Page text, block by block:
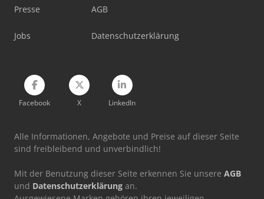
Presse
Jobs
AGB
Datenschutzerklärung
Facebook X LinkedIn
Alle Informationen, Angebote und Preise auf dieser Seite
sind freibleibend und unverbindlich!
Mit der Benutzung dieser Seite erkennen Sie unsere AGB
und Datenschutzerklärung an.